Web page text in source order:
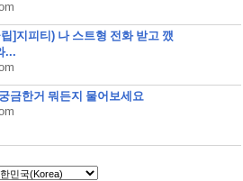
]지피티) 나 스트형 전화 받고 깼
...
금한거 뭐든지 물어보세요